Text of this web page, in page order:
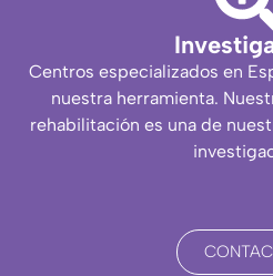
Centros especializados en
nuestra herramienta.
rehabilitación es una de